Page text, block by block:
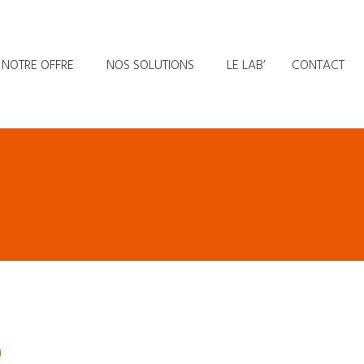
NOTRE OFFRE NOS SOLUTIONS LE LAB’ CONTACT